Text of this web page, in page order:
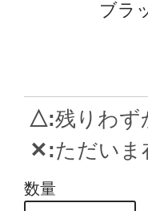
ブラ
△ 残りわず
✕ ただいま